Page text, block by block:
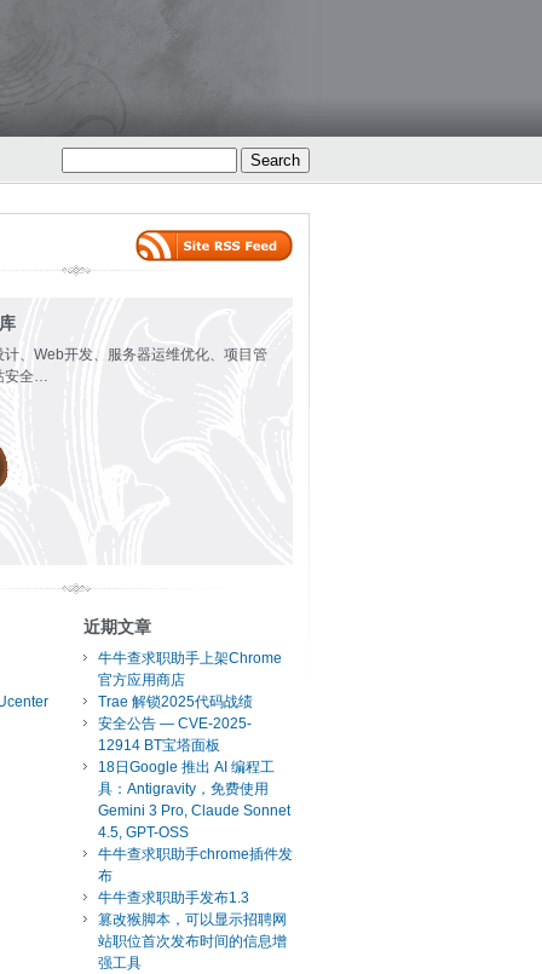
、Web开发、服务器运维优化、项目管
安全…
近期文章
牛牛查求职助手上架Chrome
官方应用商店
Trae 解锁2025代码战绩
安全公告 — CVE-2025-
12914 BT宝塔面板
18日Google 推出 AI 编程工
具：Antigravity，免费使用
Gemini 3 Pro, Claude Sonnet
4.5, GPT-OSS
牛牛查求职助手chrome插件发
布
牛牛查求职助手发布1.3
篡改猴脚本，可以显示招聘网
站职位首次发布时间的信息增
强工具